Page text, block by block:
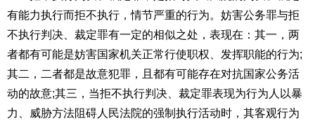
有能力执行而拒不执行，情节严重的行为。妨害公务罪与拒
不执行判决、裁定罪有一定的相似之处，表现在：其一，两
者都有可能是妨害国家机关正常行使职权、发挥职能的行为;
其二，二者都是故意犯罪，且都有可能存在对抗国家公务活
动的故意;其三，当拒不执行判决、裁定罪表现为行为人以暴
力、威胁方法阻碍人民法院的强制执行活动时，其客观行为